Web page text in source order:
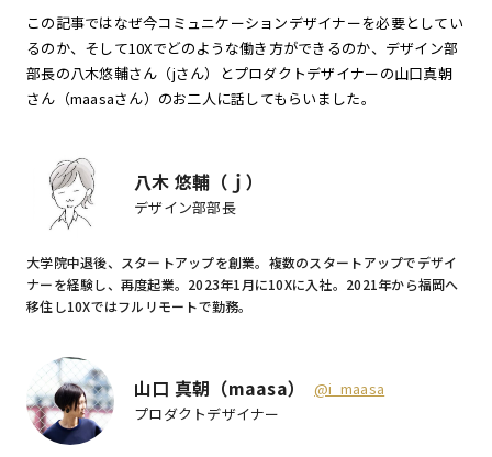
この記事ではなぜ今コミュニケーションデザイナーを必要としてい
るのか、そして10Xでどのような働き方ができるのか、デザイン部
部長の八木悠輔さん（jさん）とプロダクトデザイナーの山口真朝
さん（maasaさん）のお二人に話してもらいました。
八木 悠輔（ｊ）
デザイン部部長
大学院中退後、スタートアップを創業。複数のスタートアップでデザイ
ナーを経験し、再度起業。2023年1月に10Xに入社。2021年から福岡へ
移住し10Xではフルリモートで勤務。
山口 真朝（maasa）
@i_maasa
プロダクトデザイナー